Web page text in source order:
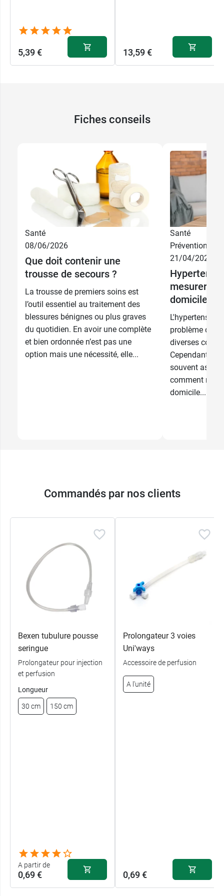
5,39 € 13,59 €
Fiches conseils
Santé
08/06/2026
Que doit contenir une
trousse de secours ?
La trousse de premiers soins est
l’outil essentiel au traitement des
blessures bénignes ou plus graves
du quotidien. En avoir une complète
et bien ordonnée n’est pas une
option mais une nécessité, elle...
Santé
Prévention
21/04/2026
mesurer sa
domicile ?
L'hypertension
problème de
diverses
Cependant, ce
souvent
comment
domicile...
Commandés par nos clients
Bexen tubulure pousse
seringue
Prolongateur pour injection
et perfusion
Longueur
30 cm 150 cm
A partir de
0,69 €
Prolongateur 3 voies
Uni'ways
Accessoire de perfusion
A l'unité
0,69 €